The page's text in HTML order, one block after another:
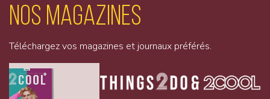
Nos magazines
Téléchargez vos magazines et journaux préférés.